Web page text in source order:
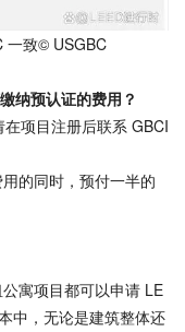
一致© USGBC
纳预认证的费用？
项目注册后联系 GBCI
的同时，预付一半的
寓项目都可以申请 LE
中，无论是建筑整体还